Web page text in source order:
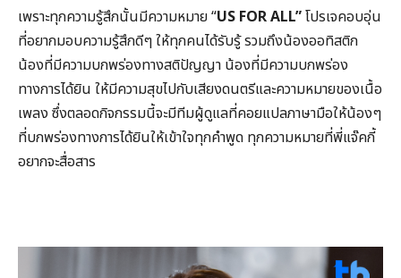
เพราะทุกความรู้สึกนั้นมีความหมาย “US FOR ALL”โปรเจคอบอุ่น
ที่อยากมอบความรู้สึกดีๆ ให้ทุกคนได้รับรู้ รวมถึงน้องออทิสติก
น้องที่มีความบกพร่องทางสติปัญญา น้องที่มีความบกพร่อง
ทางการได้ยิน ให้มีความสุขไปกับเสียงดนตรีและความหมายของเนื้อ
เพลง ซึ่งตลอดกิจกรรมนี้จะมีทีมผู้ดูแลที่คอยแปลภาษามือให้น้องๆ
ที่บกพร่องทางการได้ยินให้เข้าใจทุกคำพูด ทุกความหมายที่พี่แจ๊คกี้
อยากจะสื่อสาร